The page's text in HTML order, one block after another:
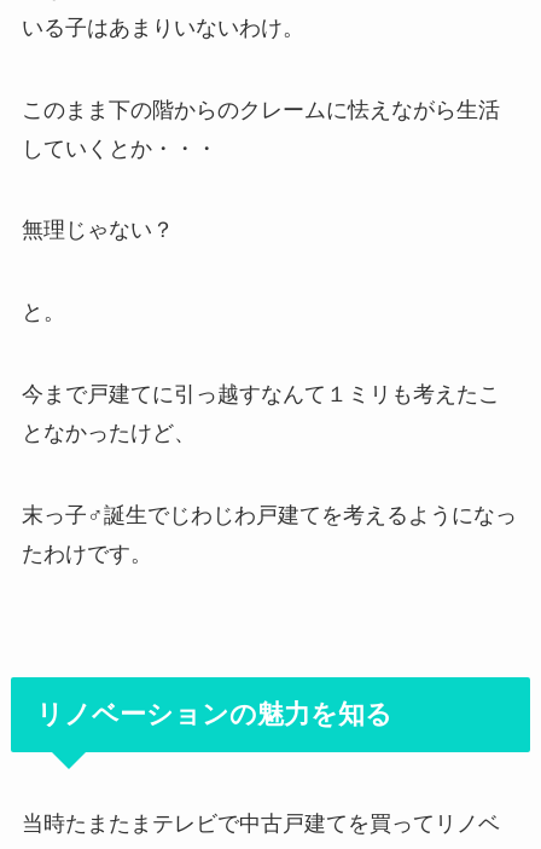
いる子はあまりいないわけ。
このまま下の階からのクレームに怯えながら生活
していくとか・・・
無理じゃない？
と。
今まで戸建てに引っ越すなんて１ミリも考えたこ
となかったけど、
末っ子♂誕生でじわじわ戸建てを考えるようになっ
たわけです。
リノベーションの魅力を知る
当時たまたまテレビで中古戸建てを買ってリノベ